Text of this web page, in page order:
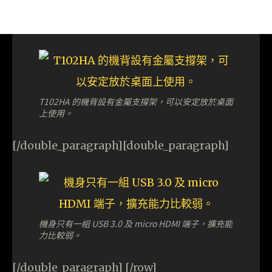
T102HA 的機背設有金屬支撐架，可以安定放於桌面
上使用。
[/double_paragraph][double_paragraph]
機身只有一組 USB 3.0 及 micro HDMI 端子，擴充能
力比較弱。
[/double_paragraph] [/row]